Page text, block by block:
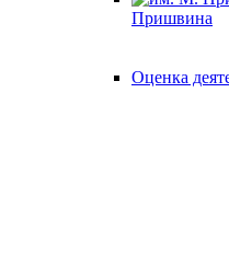
Пришвина
Оценка